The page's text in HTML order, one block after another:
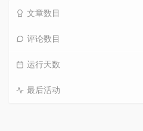
文章数目
评论数目
运行天数
最后活动